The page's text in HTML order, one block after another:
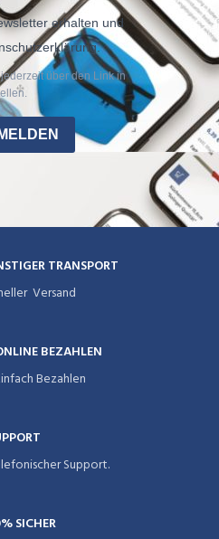
erhalten und
über den Link in
TRANSPORT
Versand
BEZAHLEN
Bezahlen
Support.
SICHER